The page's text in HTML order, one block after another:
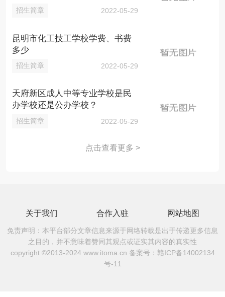
招生简章 2022-05-29
昆明市化工技工学校学费、书费
多少
招生简章 2022-05-29
天府新区成人中等专业学校是民
办学校还是公办学校？
招生简章 2022-05-29
点击查看更多 >
关于我们 合作入驻 网站地图
免责声明：本平台部分文章信息来源于网络转载是出于传递更多信息
之目的，并不意味着赞同其观点或证实其内容的真实性
copyright ©2013-2024 www.itoma.cn 备案号： 赣ICP备14002134
号-11